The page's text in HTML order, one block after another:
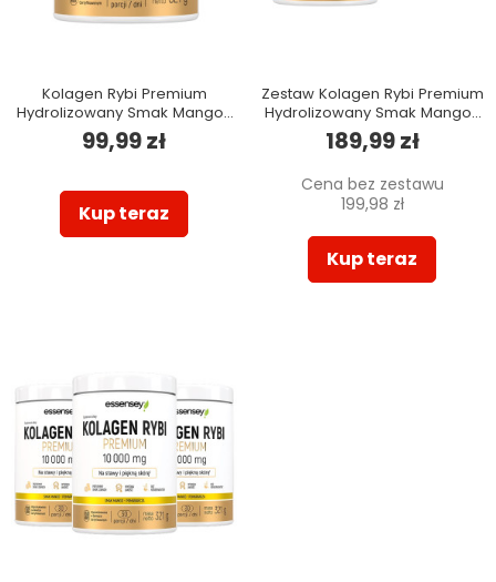
Kolagen Rybi Premium
Hydrolizowany Smak Mango-
pomarańcza 10000 mg - 321g
99,99 zł
Kup teraz
Zestaw Kolagen Rybi Premium
Hydrolizowany Smak Mango-
pomarańcza 10000 mg w
dwóch opakowaniach
189,99 zł
Cena bez zestawu
199,98 zł
Kup teraz